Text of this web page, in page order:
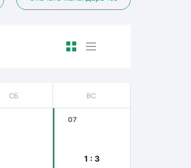
СБ ВС
07
1 : 3